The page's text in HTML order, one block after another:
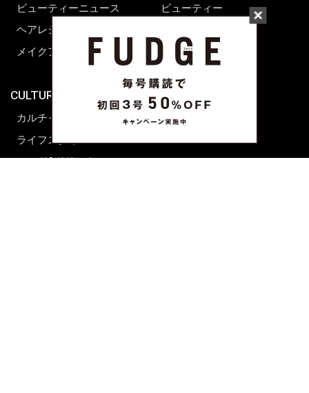
ビューティーニュース
ヘアレシピ ストーリーズ
メイクアップティップス
CULTURE & LIFE
カルチャー
ライフスタイル
フード&ドリンク
ビューティー
ライフスタイル